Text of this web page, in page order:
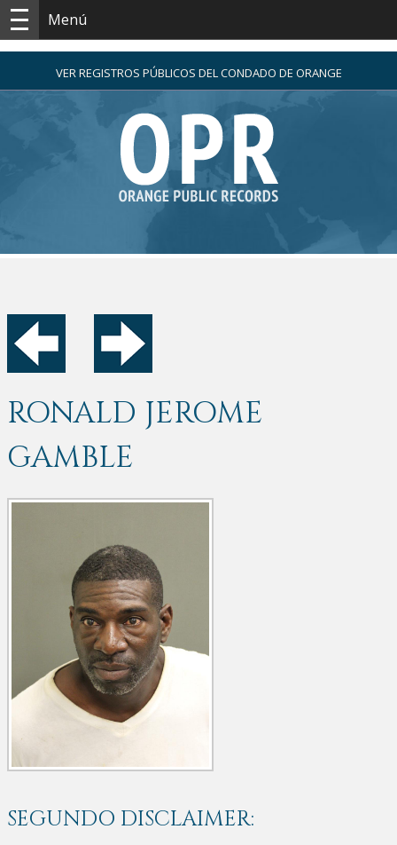
Menú
VER REGISTROS PÚBLICOS DEL CONDADO DE ORANGE
RONALD JEROME
GAMBLE
SEGUNDO DISCLAIMER: